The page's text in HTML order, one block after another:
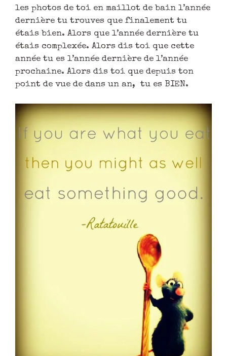
les photos de toi en maillot de bain l’année
dernière tu trouves que finalement tu
étais bien. Alors que l’année dernière tu
étais complexée. Alors dis toi que cette
année tu es l’année dernière de l’année
prochaine. Alors dis toi que depuis ton
point de vue de dans un an, tu es BIEN.